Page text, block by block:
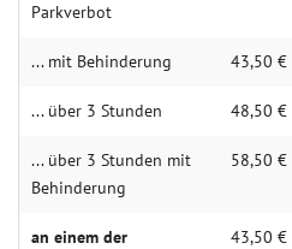
Park­ver­bot
... mit Behin­derung 43,50 €
... über 3 Stunden 48,50 €
... über 3 Stunden mit
Behin­­derung
58,50 €
an einem der
43,50 €